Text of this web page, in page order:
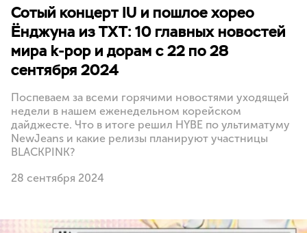
Сотый концерт IU и пошлое хорео
Ёнджуна из TXT: 10 главных новостей
мира k-pop и дорам с 22 по 28
сентября 2024
Поспеваем за всеми горячими новостями уходящей
недели в нашем еженедельном корейском
дайджесте. Что в итоге решил HYBE по ультиматуму
NewJeans и какие релизы планируют участницы
BLACKPINK?
28 сентября 2024